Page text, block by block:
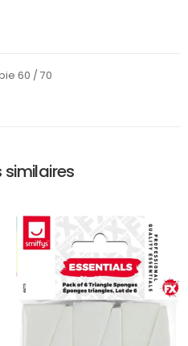
60 / 70
similaires